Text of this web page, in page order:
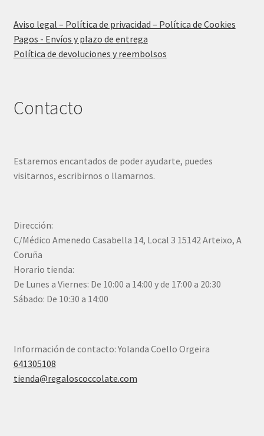
Aviso legal – Política de privacidad – Política de Cookies
Pagos - Envíos y plazo de entrega
Política de devoluciones y reembolsos
Contacto
Estaremos encantados de poder ayudarte, puedes
visitarnos, escribirnos o llamarnos.
Dirección:
C/Médico Amenedo Casabella 14, Local 3 15142 Arteixo, A
Coruña
Horario tienda:
De Lunes a Viernes: De 10:00 a 14:00 y de 17:00 a 20:30
Sábado: De 10:30 a 14:00
Información de contacto: Yolanda Coello Orgeira
641305108
tienda@regaloscoccolate.com